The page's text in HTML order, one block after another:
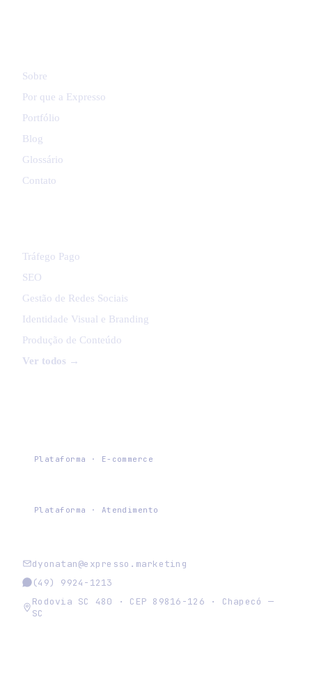
Sobre
Por que a Expresso
Portfólio
Blog
Glossário
Contato
Tráfego Pago
SEO
Gestão de Redes Sociais
Identidade Visual e Branding
Produção de Conteúdo
Ver todos →
Plataforma · E-commerce
Plataforma · Atendimento
dyonatan@expresso.marketing
(49) 9924-1213
Rodovia SC 480 · CEP 89816-126 · Chapecó —
SC